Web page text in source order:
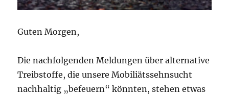
Guten Morgen,
Die nachfolgenden Meldungen über alternative
Treibstoffe, die unsere Mobiliätssehnsucht
nachhaltig „befeuern“ könnten, stehen etwas